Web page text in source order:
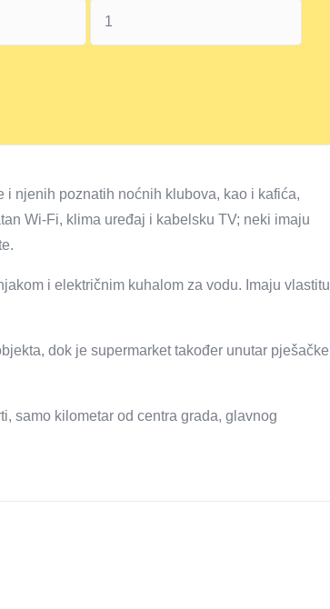
njenih poznatih noćnih klubova, kao i kafića,
Wi-Fi, klima uređaj i kabelsku TV; neki imaju
i električnim kuhalom za vodu. Imaju vlastitu
dok je supermarket također unutar pješačke
samo kilometar od centra grada, glavnog